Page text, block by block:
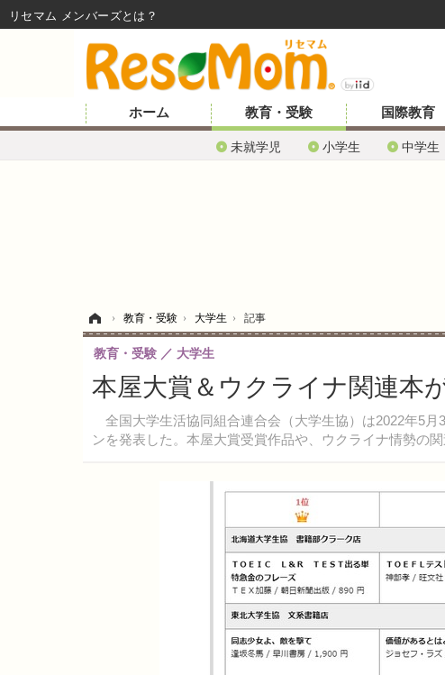
ホーム 教育・受験
未就学児 小学生 中学生
国際教育
› 教育・受験 › 大学生 › 記事
本屋大賞＆ウクライナ関連本
全国大学生活協同組合連合会（大学生協）は2022年5
ンを発表した。本屋大賞受賞作品や、ウクライナ情勢の
教育・受験 大学生
リセマム メンバーズ